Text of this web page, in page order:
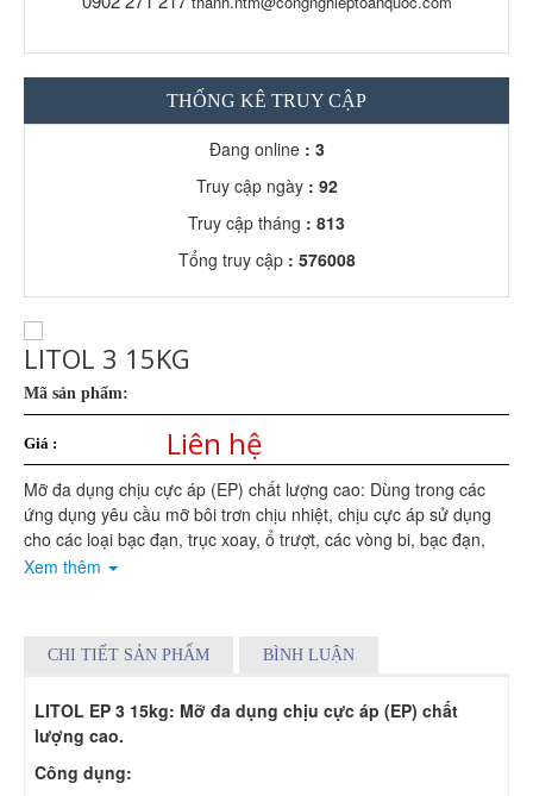
THỐNG KÊ TRUY CẬP
Đang online : 3
Truy cập ngày : 92
Truy cập tháng : 813
Tổng truy cập : 576008
LITOL 3 15KG
Mã sản phẩm:
Giá : Liên hệ
Mỡ đa dụng chịu cực áp (EP) chất lượng cao: Dùng trong các
ứng dụng yêu cầu mỡ bôi trơn chịu nhiệt, chịu cực áp sử dụng
cho các loại bạc đạn, trục xoay, ổ trượt, các vòng bi, bạc đạn,
con lăn…trong các ngành công nghiệp, nông nghiệp, các thiết bị
Xem thêm
CHI TIẾT SẢN PHẨM BÌNH LUẬN
LITOL EP 3 15kg: Mỡ đa dụng chịu cực áp (EP) chất
lượng cao.
Công dụng: